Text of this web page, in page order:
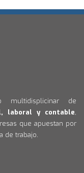
multidisplicinar de
laboral y contable,
que apuestan por
de trabajo.